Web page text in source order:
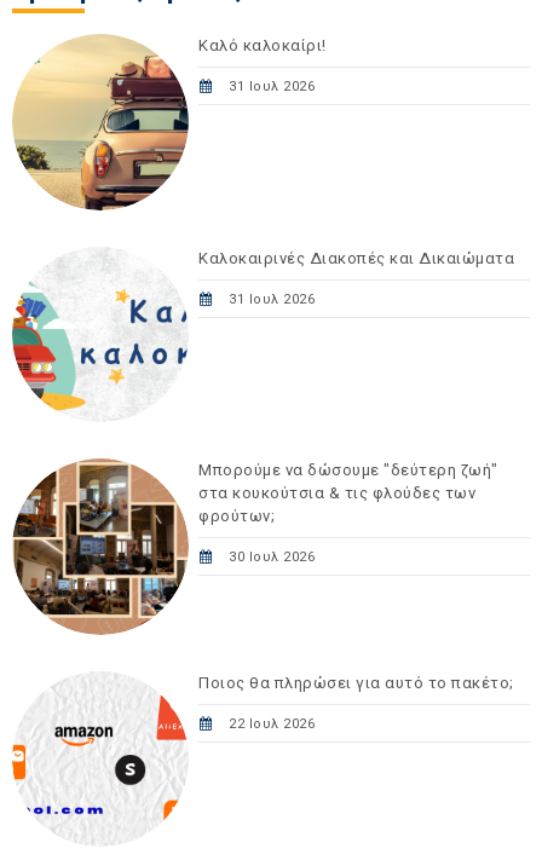
Καλό καλοκαίρι!
31 Ιουλ 2026
Καλοκαιρινές Διακοπές και Δικαιώματα
31 Ιουλ 2026
Μπορούμε να δώσουμε "δεύτερη ζωή"
στα κουκούτσια & τις φλούδες των
φρούτων;
30 Ιουλ 2026
Ποιος θα πληρώσει για αυτό το πακέτο;
22 Ιουλ 2026